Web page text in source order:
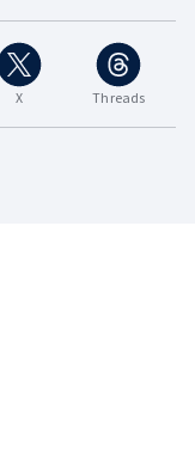
X Threads